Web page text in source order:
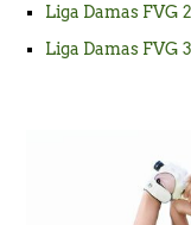
del
Carlos
Incidencias
Liga Damas FVG
Liga Damas FVG